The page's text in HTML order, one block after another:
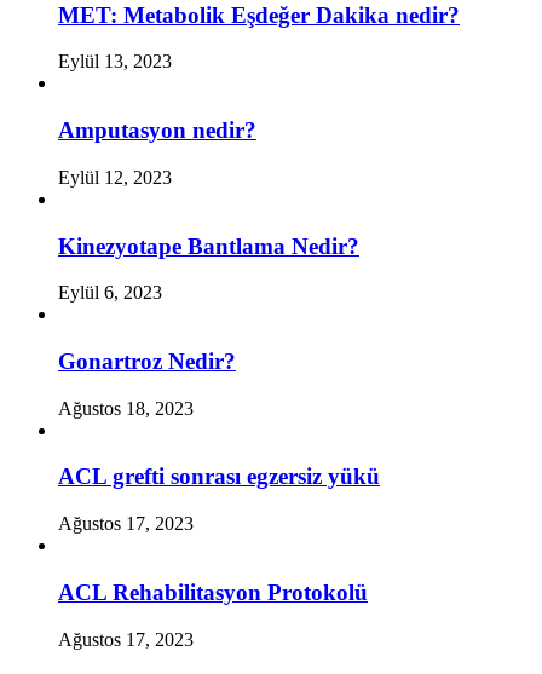
MET: Metabolik Eşdeğer Dakika nedir?
Eylül 13, 2023
Amputasyon nedir?
Eylül 12, 2023
Kinezyotape Bantlama Nedir?
Eylül 6, 2023
Gonartroz Nedir?
Ağustos 18, 2023
ACL grefti sonrası egzersiz yükü
Ağustos 17, 2023
ACL Rehabilitasyon Protokolü
Ağustos 17, 2023